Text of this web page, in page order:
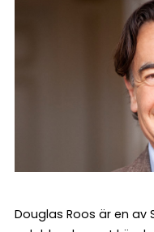
Douglas Roos är en